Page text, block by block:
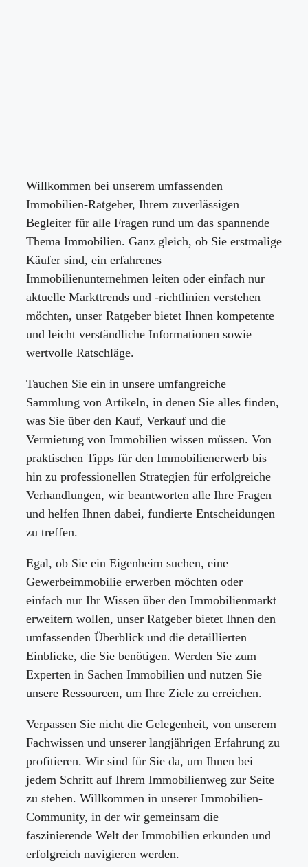
Willkommen bei unserem umfassenden
Immobilien-Ratgeber, Ihrem zuverlässigen
Begleiter für alle Fragen rund um das spannende
Thema Immobilien. Ganz gleich, ob Sie erstmalige
Käufer sind, ein erfahrenes
Immobilienunternehmen leiten oder einfach nur
aktuelle Markttrends und -richtlinien verstehen
möchten, unser Ratgeber bietet Ihnen kompetente
und leicht verständliche Informationen sowie
wertvolle Ratschläge.
Tauchen Sie ein in unsere umfangreiche
Sammlung von Artikeln, in denen Sie alles finden,
was Sie über den Kauf, Verkauf und die
Vermietung von Immobilien wissen müssen. Von
praktischen Tipps für den Immobilienerwerb bis
hin zu professionellen Strategien für erfolgreiche
Verhandlungen, wir beantworten alle Ihre Fragen
und helfen Ihnen dabei, fundierte Entscheidungen
zu treffen.
Egal, ob Sie ein Eigenheim suchen, eine
Gewerbeimmobilie erwerben möchten oder
einfach nur Ihr Wissen über den Immobilienmarkt
erweitern wollen, unser Ratgeber bietet Ihnen den
umfassenden Überblick und die detaillierten
Einblicke, die Sie benötigen. Werden Sie zum
Experten in Sachen Immobilien und nutzen Sie
unsere Ressourcen, um Ihre Ziele zu erreichen.
Verpassen Sie nicht die Gelegenheit, von unserem
Fachwissen und unserer langjährigen Erfahrung zu
profitieren. Wir sind für Sie da, um Ihnen bei
jedem Schritt auf Ihrem Immobilienweg zur Seite
zu stehen. Willkommen in unserer Immobilien-
Community, in der wir gemeinsam die
faszinierende Welt der Immobilien erkunden und
erfolgreich navigieren werden.